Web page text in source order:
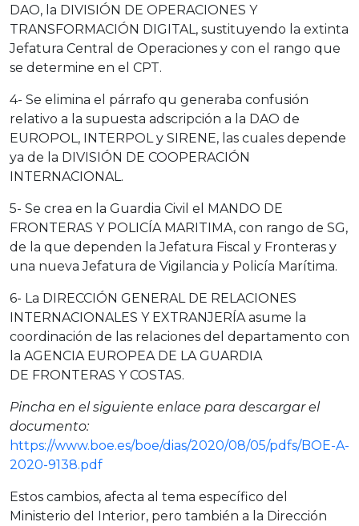
DAO, la DIVISIÓN DE OPERACIONES Y
TRANSFORMACIÓN DIGITAL, sustituyendo la extinta
Jefatura Central de Operaciones y con el rango que
se determine en el CPT.
4- Se elimina el párrafo qu generaba confusión
relativo a la supuesta adscripción a la DAO de
EUROPOL, INTERPOL y SIRENE, las cuales depende
ya de la DIVISIÓN DE COOPERACIÓN
INTERNACIONAL.
5- Se crea en la Guardia Civil el MANDO DE
FRONTERAS Y POLICÍA MARITIMA, con rango de SG,
de la que dependen la Jefatura Fiscal y Fronteras y
una nueva Jefatura de Vigilancia y Policía Marítima.
6- La DIRECCIÓN GENERAL DE RELACIONES
INTERNACIONALES Y EXTRANJERÍA asume la
coordinación de las relaciones del departamento con
la AGENCIA EUROPEA DE LA GUARDIA
DE FRONTERAS Y COSTAS.
Pincha en el siguiente enlace para descargar el
documento:
https://www.boe.es/boe/dias/2020/08/05/pdfs/BOE-A-
2020-9138.pdf
Estos cambios, afecta al tema específico del
Ministerio deI Interior, pero también a la Dirección